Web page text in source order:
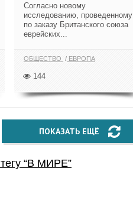
Согласно новому
исследованию, проведенному
по заказу Британского союза
еврейских...
ОБЩЕСТВО ЕВРОПА
144
ПОКАЗАТЬ ЕЩЁ
“В МИРЕ”